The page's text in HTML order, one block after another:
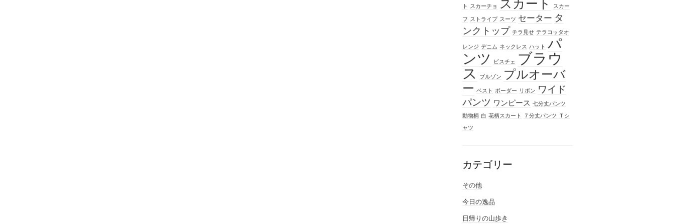
ト スカーチョ スカート スカー
フ ストライプ スーツ セーター タ
ンクトップ チラ見せ テラコッタオ
レンジ デニム ネックレス ハット パ
ンツ
ビスチェ
ブラウ
ス
ブルゾン プルオーバ
ー ベスト ボーダー リボン ワイド
パンツ ワンピース 七分丈パンツ
動物柄 白 花柄スカート ７分丈パンツ
Ｔシ
ャツ
カテゴリー
その他
今日の逸品
日帰りの山歩き